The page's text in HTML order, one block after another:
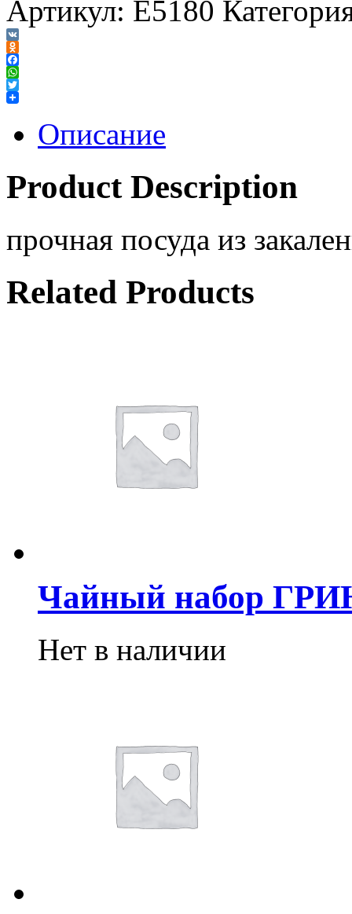
Артикул: E5180
VK
Odnoklassniki
Facebook
WhatsApp
Twitter
Описание
Product Description
прочная посуда из
Related Products
Чайный набор
Нет в наличии